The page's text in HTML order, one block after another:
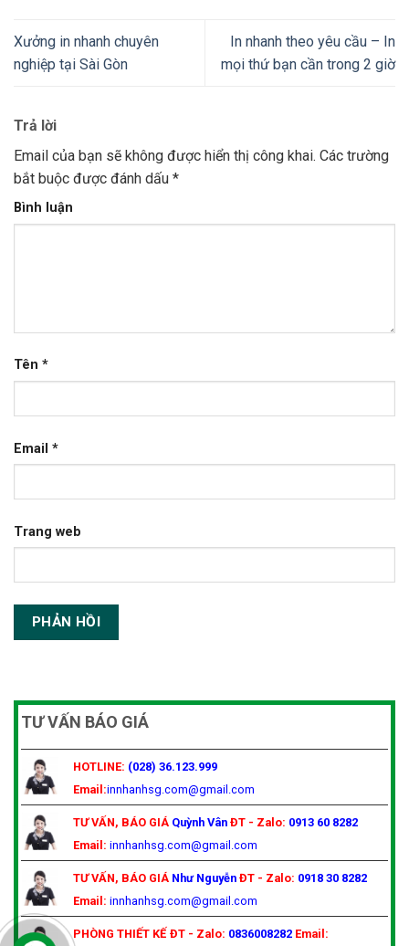
Xưởng in nhanh chuyên
nghiệp tại Sài Gòn
In nhanh theo yêu cầu – In
mọi thứ bạn cần trong 2 giờ
Trả lời
Email của bạn sẽ không được hiển thị công khai. Các trường
bắt buộc được đánh dấu *
Bình luận
Tên *
Email *
Trang web
TƯ VẤN BÁO GIÁ
HOTLINE: (028) 36.123.999
Email:innhanhsg.com@gmail.com
TƯ VẤN, BÁO GIÁ Quỳnh Vân ĐT - Zalo: 0913 60 8282
Email: innhanhsg.com@gmail.com
TƯ VẤN, BÁO GIÁ Như Nguyễn ĐT - Zalo: 0918 30 8282
Email: innhanhsg.com@gmail.com
PHÒNG THIẾT KẾ ĐT - Zalo: 0836008282 Email: